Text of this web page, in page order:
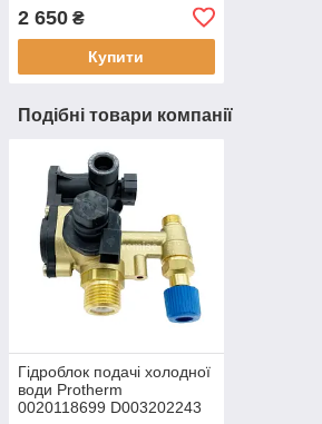
2 650 ₴
Купити
Подібні товари компанії
Гідроблок подачі холодної
води Protherm
0020118699 D003202243